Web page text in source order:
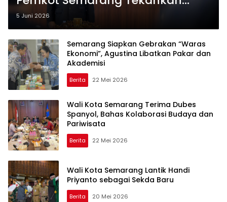
Harmonisasi Program
Pembangunan Bermanfaat Bagi
Masyarakat
5 Juni 2026
Semarang Siapkan Gebrakan “Waras
Ekonomi”, Agustina Libatkan Pakar dan
Akademisi
Berita 22 Mei 2026
Wali Kota Semarang Terima Dubes
Spanyol, Bahas Kolaborasi Budaya dan
Pariwisata
Berita 22 Mei 2026
Wali Kota Semarang Lantik Handi
Priyanto sebagai Sekda Baru
Berita 20 Mei 2026